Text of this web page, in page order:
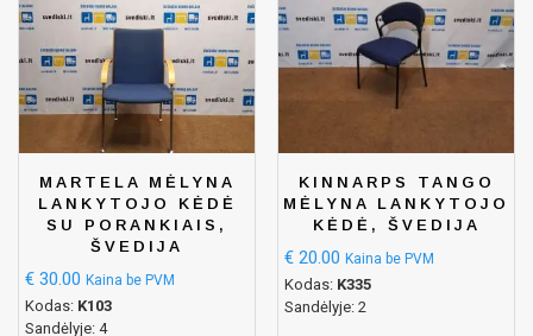
MARTELA MĖLYNA
LANKYTOJO KĖDĖ
SU PORANKIAIS,
ŠVEDIJA
€ 30.00 Kaina be PVM
Kodas: K103
Sandėlyje: 4
KINNARPS TANGO
MĖLYNA LANKYTOJO
KĖDĖ, ŠVEDIJA
€ 20.00 Kaina be PVM
Kodas: K335
Sandėlyje: 2